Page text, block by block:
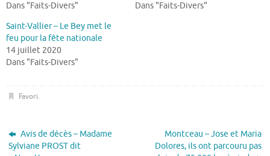
Dans "Faits-Divers"
Dans "Faits-Divers"
Saint-Vallier – Le Bey met le
feu pour la fête nationale
14 juillet 2020
Dans "Faits-Divers"
Favori.
Avis de décès – Madame
Sylviane PROST dit
Montceau – Jose et Maria
Dolores, ils ont parcouru pas